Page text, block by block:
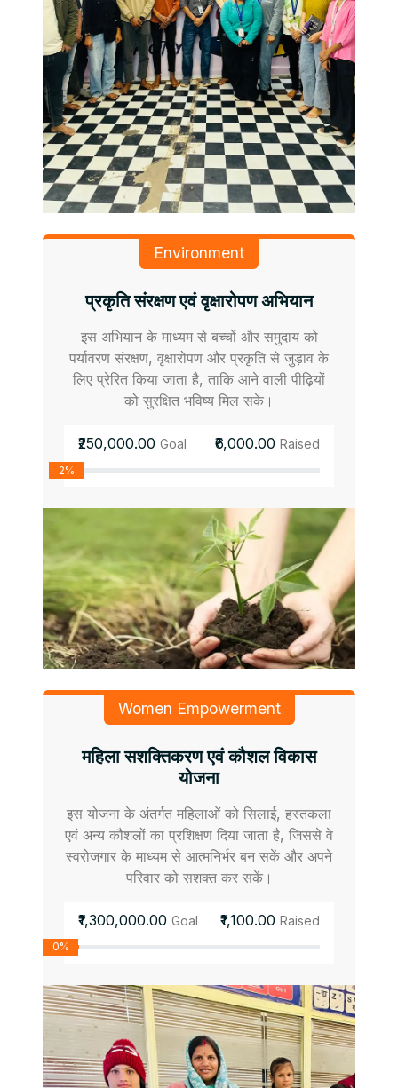
Environment
प्रकृति संरक्षण एवं वृक्षारोपण अभियान
इस अभियान के माध्यम से बच्चों और समुदाय को
पर्यावरण संरक्षण, वृक्षारोपण और प्रकृति से जुड़ाव के
लिए प्रेरित किया जाता है, ताकि आने वाली पीढ़ियों
को सुरक्षित भविष्य मिल सके।
₹250,000.00 Goal ₹6,000.00 Raised
2%
Women Empowerment
महिला सशक्तिकरण एवं कौशल विकास
योजना
इस योजना के अंतर्गत महिलाओं को सिलाई, हस्तकला
एवं अन्य कौशलों का प्रशिक्षण दिया जाता है, जिससे वे
स्वरोजगार के माध्यम से आत्मनिर्भर बन सकें और अपने
परिवार को सशक्त कर सकें।
₹1,300,000.00 Goal ₹1,100.00 Raised
0%